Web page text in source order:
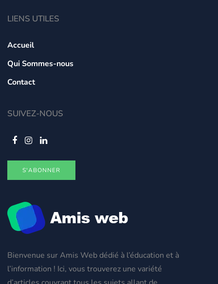
Bienvenue sur Amis Web dédié à l’éducation et à
l’information ! Ici, vous trouverez une variété
LIENS UTILES
Accueil
Qui Sommes-nous
Contact
SUIVEZ-NOUS
S'ABONNER